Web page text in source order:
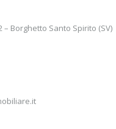
– Borghetto Santo Spirito (SV)